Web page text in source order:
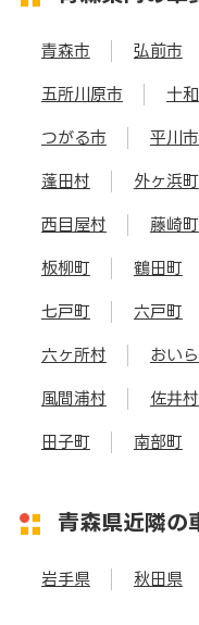
青森市 弘前市
五所川原市 十
つがる市 平川市
蓬田村 外ヶ浜町
西目屋村 藤崎町
板柳町 鶴田町
七戸町 六戸町
六ヶ所村 おい
風間浦村 佐井村
田子町 南部町
青森県近隣の
岩手県 秋田県